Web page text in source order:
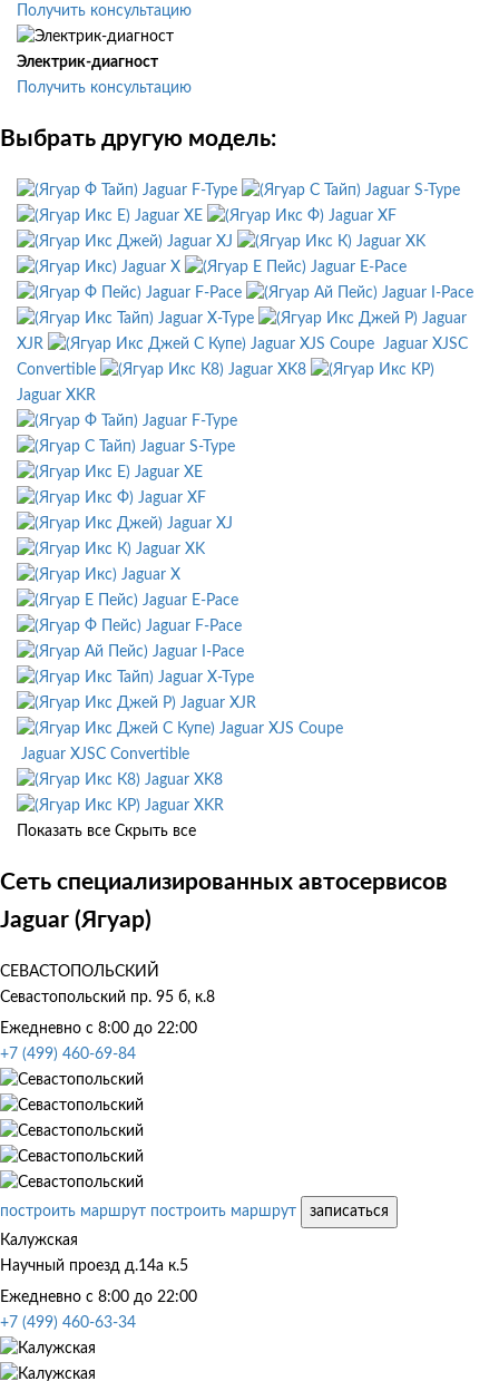
Получить консультацию
Электрик-диагност
Получить консультацию
Выбрать другую модель:
Jaguar F-Type
Jaguar S-Type
Jaguar XE
Jaguar XF
Jaguar XJ
Jaguar XK
Jaguar X
Jaguar E-Pace
Jaguar F-Pace
Jaguar I-Pace
Jaguar X-Type
Jaguar
XJR
Jaguar XJS Coupe Jaguar XJSC
Convertible
Jaguar XK8
Jaguar XKR
Jaguar F-Type
Jaguar S-Type
Jaguar XE
Jaguar XF
Jaguar XJ
Jaguar XK
Jaguar X
Jaguar E-Pace
Jaguar F-Pace
Jaguar I-Pace
Jaguar X-Type
Jaguar XJR
Jaguar XJS Coupe
Jaguar XJSC Convertible
Jaguar XK8
Jaguar XKR
Показать все Скрыть все
Сеть специализированных автосервисов
Jaguar (Ягуар)
СЕВАСТОПОЛЬСКИЙ
Севастопольский пр. 95 б, к.8
Ежедневно с 8:00 до 22:00
+7 (499) 460-69-84
построить маршрут построить маршрут
записаться
Калужская
Научный проезд д.14а к.5
Ежедневно с 8:00 до 22:00
+7 (499) 460-63-34